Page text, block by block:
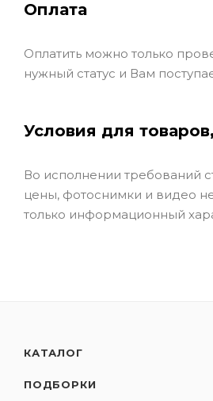
Оплата
Оплатить можно только
нужный статус и Вам
Условия для
Во исполнении требований
цены, фотоснимки и видео
только информационный
КАТАЛОГ
ПОДБОРКИ